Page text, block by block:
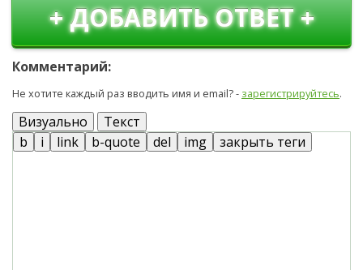
+ ДОБАВИТЬ ОТВЕТ +
Комментарий:
Не хотите каждый раз вводить имя и email? - зарегистрируйтесь.
Визуально Текст